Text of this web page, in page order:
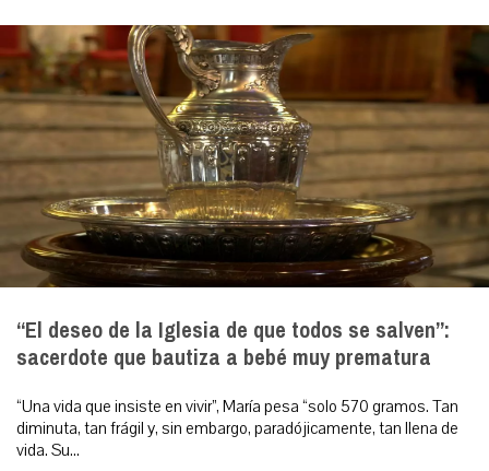
“El deseo de la Iglesia de que todos se salven”:
sacerdote que bautiza a bebé muy prematura
“Una vida que insiste en vivir”, María pesa “solo 570 gramos. Tan
diminuta, tan frágil y, sin embargo, paradójicamente, tan llena de
vida. Su...